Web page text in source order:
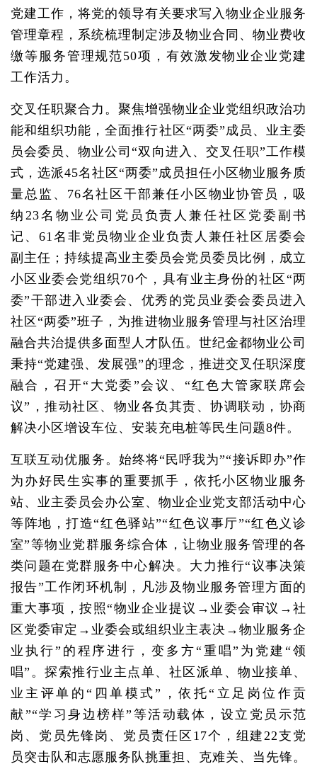
党建工作，将党的领导有关要求写入物业企业服务
管理章程，系统梳理制定涉及物业合同、物业费收
缴等服务管理规范50项，有效激发物业企业党建
工作活力。
交叉任职聚合力。聚焦增强物业企业党组织政治功
能和组织功能，全面推行社区“两委”成员、业主委
员会委员、物业公司“双向进入、交叉任职”工作模
式，选派45名社区“两委”成员担任小区物业服务质
量总监、76名社区干部兼任小区物业协管员，吸
纳23名物业公司党员负责人兼任社区党委副书
记、61名非党员物业企业负责人兼任社区居委会
副主任；持续提高业主委员会党员委员比例，成立
小区业委会党组织70个，具有业主身份的社区“两
委”干部进入业委会、优秀的党员业委会委员进入
社区“两委”班子，为推进物业服务管理与社区治理
融合共治提供多面型人才队伍。世纪金都物业公司
秉持“党建强、发展强”的理念，推进交叉任职深度
融合，召开“大党委”会议、“红色大管家联席会
议”，推动社区、物业各负其责、协调联动，协商
解决小区增设车位、安装充电桩等民生问题8件。
互联互动优服务。始终将“民呼我为”“接诉即办”作
为办好民生实事的重要抓手，依托小区物业服务
站、业主委员会办公室、物业企业党支部活动中心
等阵地，打造“红色驿站”“红色议事厅”“红色义诊
室”等物业党群服务综合体，让物业服务管理的各
类问题在党群服务中心解决。大力推行“议事决策
报告”工作闭环机制，凡涉及物业服务管理方面的
重大事项，按照“物业企业提议→业委会审议→社
区党委审定→业委会或组织业主表决→物业服务企
业执行”的程序进行，变多方“重唱”为党建“领
唱”。探索推行业主点单、社区派单、物业接单、
业主评单的“四单模式”，依托“立足岗位作贡
献”“学习身边榜样”等活动载体，设立党员示范
岗、党员先锋岗、党员责任区17个，组建22支党
员突击队和志愿服务队挑重担、克难关、当先锋。